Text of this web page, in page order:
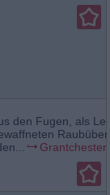
den Fugen, als
Grantchester